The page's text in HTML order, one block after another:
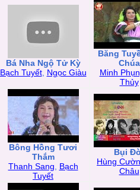
Bá Nha Ngộ Tử Kỳ
Bạch Tuyết, Ngọc Giàu
Băng
Chúa
Minh
Thủy
Bông Hồng Tươi
Thắm
Thanh Sang
Bạch
Tuyết
Bụi
Hùng
Châu